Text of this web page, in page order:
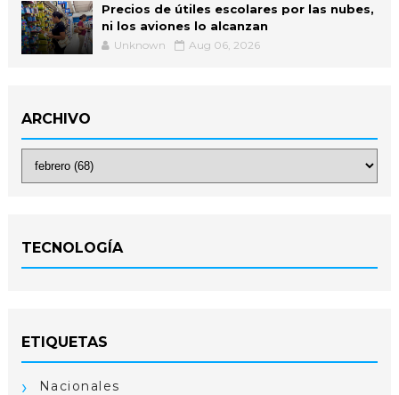
Precios de útiles escolares por las nubes,
ni los aviones lo alcanzan
Unknown Aug 06, 2026
ARCHIVO
TECNOLOGÍA
ETIQUETAS
Nacionales